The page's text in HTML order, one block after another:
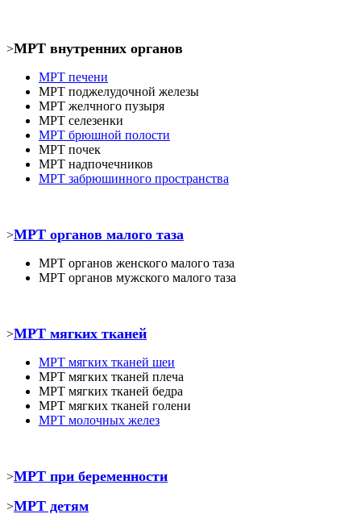
>МРТ внутренних органов
МРТ печени
МРТ поджелудочной железы
МРТ желчного пузыря
МРТ селезенки
МРТ брюшной полости
МРТ почек
МРТ надпочечников
МРТ забрюшинного пространства
>МРТ органов малого таза
МРТ органов женского малого таза
МРТ органов мужского малого таза
>МРТ мягких тканей
МРТ мягких тканей шеи
МРТ мягких тканей плеча
МРТ мягких тканей бедра
МРТ мягких тканей голени
МРТ молочных желез
>МРТ при беременности
>МРТ детям